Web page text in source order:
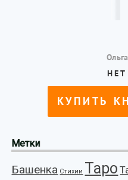
Метки
Башенка Стихии Таро